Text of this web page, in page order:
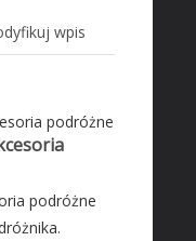
wpis
podróżne